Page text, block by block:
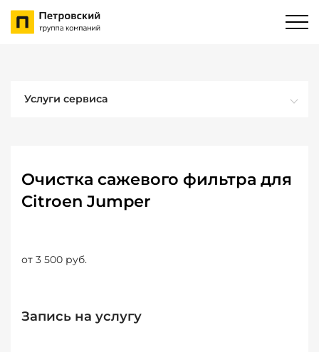
Услуги сервиса
Очистка сажевого фильтра для
Citroen Jumper
от 3 500 руб.
Запись на услугу